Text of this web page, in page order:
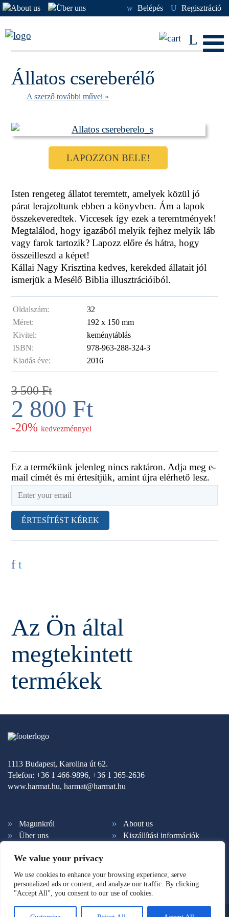
We value your privacy
We use cookies to enhance your browsing experience, serve
personalized ads or content, and analyze our traffic. By clicking
"Accept All", you consent to our use of cookies.
w Belépés U Regisztráció
L
Állatos csereberélő
A szerző további művei »
LAPOZZON BELE!
Isten rengeteg állatot teremtett, amelyek közül jó
párat lerajzoltunk ebben a könyvben. Ám a lapok
összekeveredtek. Viccesek így ezek a teremtmények!
Megtalálod, hogy igazából melyik fejhez melyik láb
vagy farok tartozik? Lapozz előre és hátra, hogy
összeilleszd a képet!
Kállai Nagy Krisztina kedves, kerekded állatait jól
ismerjük a Mesélő Biblia illusztrációiból.
Oldalszám:
32
Méret:
192 x 150 mm
Kivitel:
keménytáblás
ISBN:
978-963-288-324-3
Kiadás éve:
2016
3 500Ft
2 800 Ft
-20% kedvezménnyel
Ez a termékünk jelenleg nincs raktáron. Adja meg e-
mail címét és mi értesítjük, amint újra elérhető lesz.
ÉRTESÍTÉST KÉREK
f t
Az Ön által
megtekintett
termékek
1113 Budapest, Karolina út 62.
Telefon: +36 1 466-9896, +36 1 365-2636
www.harmat.hu, harmat@harmat.hu
Magunkról
About us
Über uns
Kiszállítási információk
Ált. szerződési feltételek
Hírlevél feliratkozás
Süti beállítások